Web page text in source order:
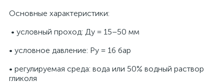
Основные характеристики:
• условный проход: Ду = 15–50 мм
• условное давление: Ру = 16 бар
• регулируемая среда: вода или 50% водный раствор
гликоля